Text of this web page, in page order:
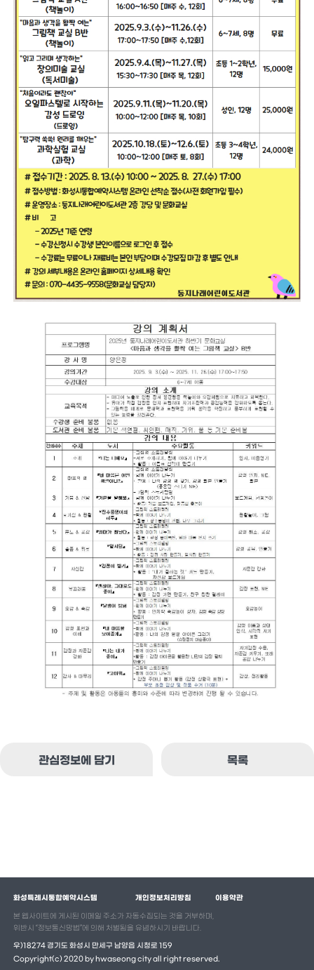
관심정보에 담기 목록
화성특례시통합예약시스템 개인정보처리방침 이용약관
우)18274 경기도 화성시 만세구 남양읍 시청로 159
Copyright(c) 2020 by hwaseong city all right reserved.
본 웹사이트에 게시된 이메일 주소가 자동수집되는 것을 거부하며,
위반시 “정보통신망법”에 의해 처벌됨을 유념하시기 바랍니다.